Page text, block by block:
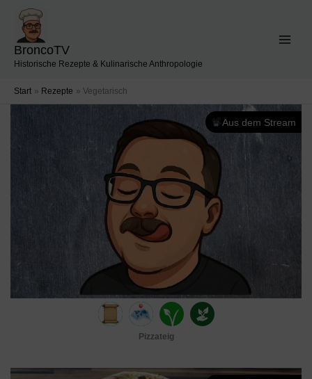
Inhalt
springen
BroncoTV
Historische Rezepte & Kulinarische Anthropologie
Start Rezepte Vegetarisch
Aus dem Stream
Pizzateig